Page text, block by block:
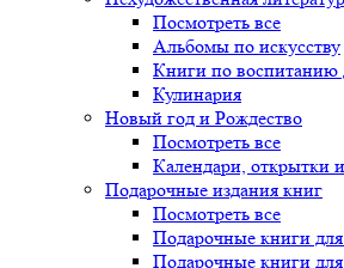
Посмотреть все
Альбомы по искусству
Книги по воспитанию
Кулинария
Новый год и Рождество
Посмотреть все
Календари, открытки
Подарочные издания книг
Посмотреть все
Подарочные книги
Подарочные книги для